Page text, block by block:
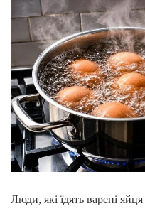
Люди, які їдять варені